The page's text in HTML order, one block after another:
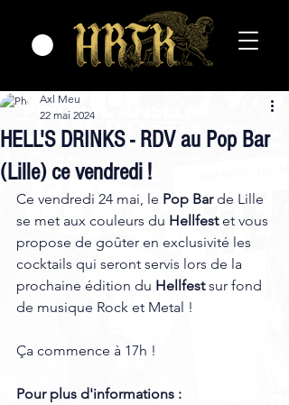
HELL'S DRINKS - RDV au Pop Bar
(Lille) ce vendredi !
Axl Meu
22 mai 2024
Ce vendredi 24 mai, le Pop Bar de Lille
se met aux couleurs du Hellfest et vous
propose de goûter en exclusivité les
cocktails qui seront servis lors de la
prochaine édition du Hellfest sur fond
de musique Rock et Metal !
Ça commence à 17h !
Pour plus d'informations :